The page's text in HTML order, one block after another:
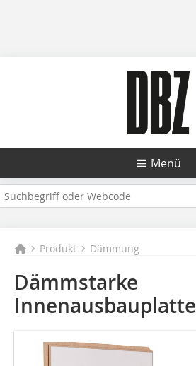
Menü
Produkt Dämmung
Dämmstarke
Innenausbauplatte